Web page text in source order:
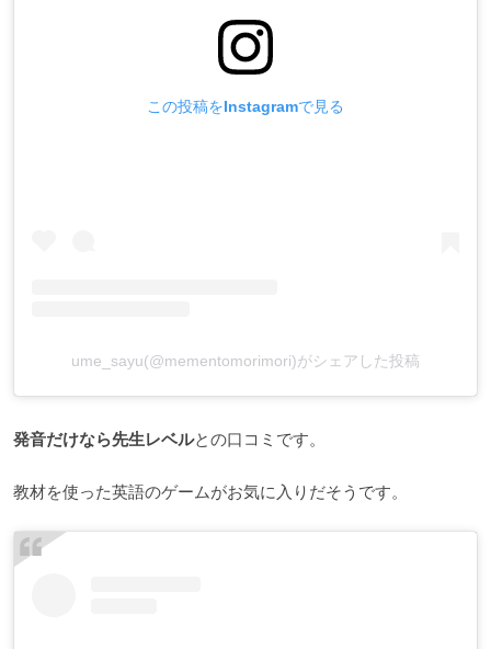
この投稿をInstagramで見る
ume_sayu(@mementomorimori)がシェアした投稿
発音だけなら先生レベルとの口コミです。
教材を使った英語のゲームがお気に入りだそうです。